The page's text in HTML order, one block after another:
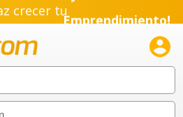
crecer tuEmprendimiento!
